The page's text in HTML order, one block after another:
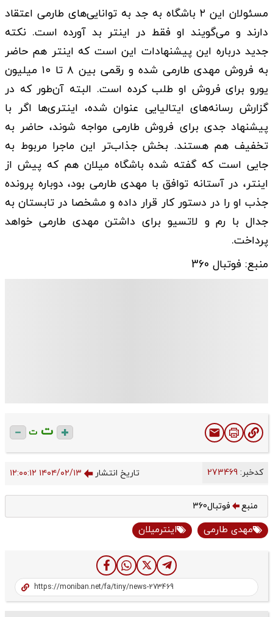
مسئولان این ۲ باشگاه به جد به توانایی‌های طارمی اعتقاد
دارند و می‌گویند او فقط در اینتر بد آورده است. نکته
جدید درباره این پیشنهادات این است که اینتر هم حاضر
به فروش مهدی طارمی شده و رقمی بین ۸ تا ۱۰ میلیون
یورو برای فروش او طلب کرده است. البته آن‌طور که در
گزارش رسانه‌های ایتالیایی عنوان شده، اینتری‌ها اگر با
پیشنهاد جدی برای فروش طارمی مواجه شوند، حاضر به
تخفیف هم هستند. بخش جذاب‌تر این ماجرا مربوط به
جایی است که گفته شده باشگاه میلان هم که پیش از
اینتر، در آستانه توافق با مهدی طارمی بود، دوباره پرونده
جذب او را در دستور کار قرار داده و مشخصا در تابستان به
جدال با رم و لاتسیو برای داشتن مهدی طارمی خواهد
پرداخت.
منبع: فوتبال 360
ت ت
کدخبر: تاریخ انتشار ۱۴۰۴/۰۲/۱۳ ۱۲:۰۰:۱۲
منبع فوتبال360
مهدی طارمی اینترمیلان